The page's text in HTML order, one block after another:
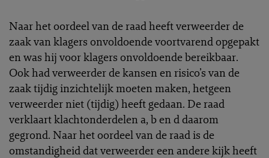
Naar het oordeel van de raad heeft verweerder de
zaak van klagers onvoldoende voortvarend opgepakt
en was hij voor klagers onvoldoende bereikbaar.
Ook had verweerder de kansen en risico’s van de
zaak tijdig inzichtelijk moeten maken, hetgeen
verweerder niet (tijdig) heeft gedaan. De raad
verklaart klachtonderdelen a, b en d daarom
gegrond. Naar het oordeel van de raad is de
omstandigheid dat verweerder een andere kijk heeft